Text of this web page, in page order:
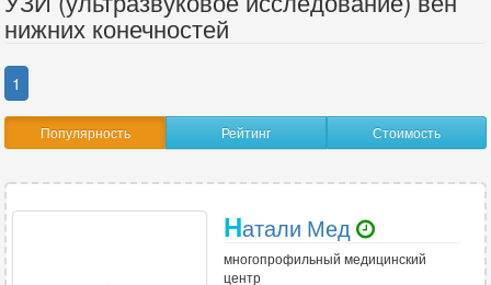
внутренних женских половых органов
глаз 2
головного мозга
нижних конечностей
1
Популярность Рейтинг Стоимость
Натали Мед
многопрофильный медицинский
центр